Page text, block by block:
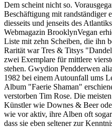
Dem scheint nicht so.
Beschäftigung mit randständiger
diesseits und jenseits des
Webmagazin BrooklynVegan
Liste mit zehn Scheiben, die ihn
Rarität war Tres & Titsys
zwei Exemplare für mittlere
stehen. Gwydion Pendderwen
1982 bei einem Autounfall ums
Album "Faerie Shaman"
verstorben Tim Rose. Die
Künstler wie Downes & Beer
wie vor aktiv, ihre Alben oft
dass sie eben seltener zur